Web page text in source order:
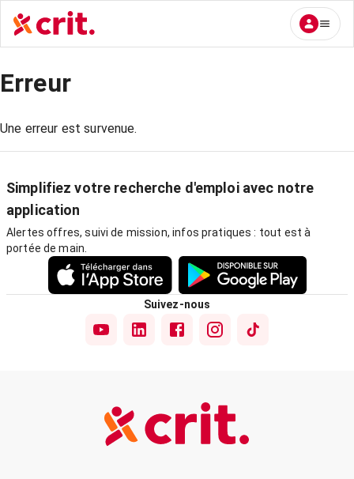
Erreur
Une erreur est survenue.
Simplifiez votre recherche d'emploi avec notre
application
Alertes offres, suivi de mission, infos pratiques : tout est à
portée de main.
Suivez-nous